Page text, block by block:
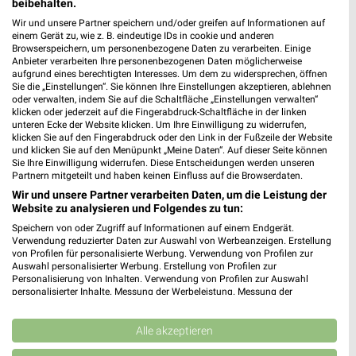
9,4 km
Wochenend Spezial
Gültig ab Fr. 14.08.
21,8 km
Angebote ab 15.07.
Gültig bis Di. 11.08.
Sconto Möbel Höffner
beibehalten.
Wir und unsere Partner speichern und/oder greifen auf Informationen auf
einem Gerät zu, wie z. B. eindeutige IDs in cookie und anderen
Browserspeichern, um personenbezogene Daten zu verarbeiten. Einige
Anbieter verarbeiten Ihre personenbezogenen Daten möglicherweise
aufgrund eines berechtigten Interesses. Um dem zu widersprechen, öffnen
Sie die „Einstellungen“. Sie können Ihre Einstellungen akzeptieren, ablehnen
oder verwalten, indem Sie auf die Schaltfläche „Einstellungen verwalten“
klicken oder jederzeit auf die Fingerabdruck-Schaltfläche in der linken
unteren Ecke der Website klicken. Um Ihre Einwilligung zu widerrufen,
klicken Sie auf den Fingerabdruck oder den Link in der Fußzeile der Website
und klicken Sie auf den Menüpunkt „Meine Daten“. Auf dieser Seite können
Sie Ihre Einwilligung widerrufen. Diese Entscheidungen werden unseren
Partnern mitgeteilt und haben keinen Einfluss auf die Browserdaten.
Wir und unsere Partner verarbeiten Daten, um die Leistung der
Website zu analysieren und Folgendes zu tun:
Speichern von oder Zugriff auf Informationen auf einem Endgerät.
Verwendung reduzierter Daten zur Auswahl von Werbeanzeigen. Erstellung
von Profilen für personalisierte Werbung. Verwendung von Profilen zur
Auswahl personalisierter Werbung. Erstellung von Profilen zur
Personalisierung von Inhalten. Verwendung von Profilen zur Auswahl
personalisierter Inhalte. Messung der Werbeleistung. Messung der
Kombinationen von Daten aus verschiedenen Quellen. Entwicklung und
Verbesserung der Angebote. Verwendung reduzierter Daten zur Auswahl
von Inhalten.
Alle akzeptieren